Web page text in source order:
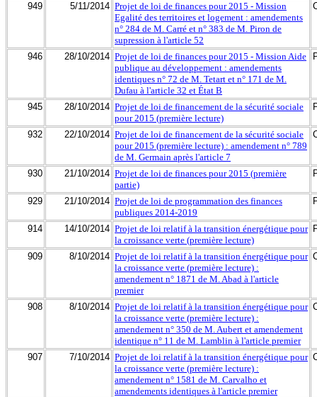
949 5/11/2014 Projet de loi de finances pour 2015 - Mission
Egalité des territoires et logement : amendements
n° 284 de M. Carré et n° 383 de M. Piron de
supression à l'article 52
946 28/10/2014 Projet de loi de finances pour 2015 - Mission Aide
publique au développement : amendements
identiques n° 72 de M. Tetart et n° 171 de M.
Dufau à l'article 32 et État B
945 28/10/2014 Projet de loi de financement de la sécurité sociale
pour 2015 (première lecture)
932 22/10/2014 Projet de loi de financement de la sécurité sociale
pour 2015 (première lecture) : amendement n° 789
de M. Germain après l'article 7
930 21/10/2014 Projet de loi de finances pour 2015 (première
partie)
929 21/10/2014 Projet de loi de programmation des finances
publiques 2014-2019
914 14/10/2014 Projet de loi relatif à la transition énergétique pour
la croissance verte (première lecture)
909 8/10/2014 Projet de loi relatif à la transition énergétique pour
la croissance verte (première lecture) :
amendement n° 1871 de M. Abad à l'article
premier
908 8/10/2014 Projet de loi relatif à la transition énergétique pour
la croissance verte (première lecture) :
amendement n° 350 de M. Aubert et amendement
identique n° 11 de M. Lamblin à l'article premier
907 7/10/2014 Projet de loi relatif à la transition énergétique pour
la croissance verte (première lecture) :
amendement n° 1581 de M. Carvalho et
amendements identiques à l'article premier